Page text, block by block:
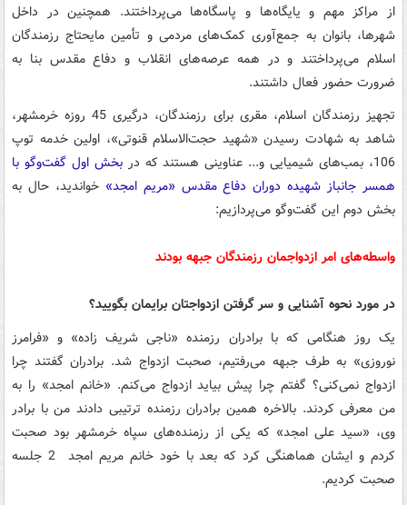
از مراکز مهم و یایگاه‌ها و پاسگاه‌ها می‌پرداختند. همچنین در داخل
شهرها، بانوان به جمع‌آوری کمک‌های مردمی و تأمین مایحتاج رزمندگان
اسلام می‌پرداختند و در همه عرصه‌های انقلاب و دفاع مقدس بنا به
ضرورت حضور فعال داشتند.
تجهیز رزمندگان اسلام، مقری برای رزمندگان، درگیری 45 روزه خرمشهر،
شاهد به شهادت رسیدن «شهید حجت‌الاسلام قنوتی»، اولین خدمه توپ
106، بمب‌های شیمیایی و... عناوینی هستند که در
بخش اول گفت‌وگو با
همسر جانباز شهیده دوران دفاع مقدس «مریم امجد» خواندید، حال به
بخش دوم این گفت‌وگو می‌پردازیم:
واسطه‌های امر ازدواجمان رزمندگان جبهه بودند
در مورد نحوه آشنایی و سر گرفتن ازدواجتان برایمان بگویید؟
یک روز هنگامی که با برادران رزمنده «ناجی شریف زاده» و «فرامرز
نوروزی» به طرف جبهه می‌رفتیم، صحبت ازدواج شد. برادران گفتند چرا
ازدواج نمی‌کنی؟ گفتم چرا پیش بیاید ازدواج می‌کنم. «خانم امجد» را به
من معرفی کردند. بالاخره همین برادران رزمنده ترتیبی دادند من با برادر
وی، «سید علی امجد» که یکی از رزمنده‌های سپاه خرمشهر بود صحبت
کردم و ایشان هماهنگی کرد که بعد با خود خانم مریم امجد 2 جلسه
صحبت کردیم.